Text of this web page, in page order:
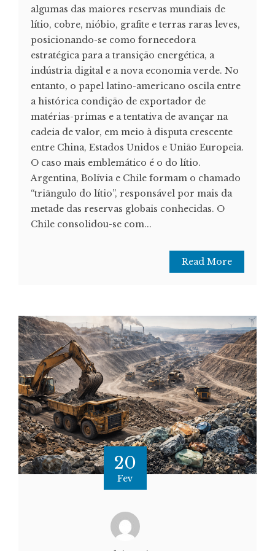
algumas das maiores reservas mundiais de
lítio, cobre, nióbio, grafite e terras raras leves,
posicionando-se como fornecedora
estratégica para a transição energética, a
indústria digital e a nova economia verde. No
entanto, o papel latino-americano oscila entre
a histórica condição de exportador de
matérias-primas e a tentativa de avançar na
cadeia de valor, em meio à disputa crescente
entre China, Estados Unidos e União Europeia.
O caso mais emblemático é o do lítio.
Argentina, Bolívia e Chile formam o chamado
“triângulo do lítio”, responsável por mais da
metade das reservas globais conhecidas. O
Chile consolidou-se com...
Read More
20
Fev